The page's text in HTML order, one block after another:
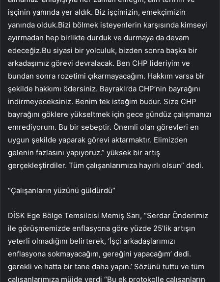
işçinin yanında yer aldık. Biz işçimizin, emekçimizin
yanında olduk.Bizi bölmek isteyenlerin karşısında kimseyi
ayırmadan hep birlikte durduk ve durmaya da devam
edeceğiz.Bu siyasi bir yolculuk, bizden sonra başka bir
arkadaşımız görevi devralacak. Ben CHP lideriyim ve
bundan sonra rozetimi çıkarmayacağım. Hakkım varsa bir
şekilde hakkımı ödersiniz. Bayraklı’da CHP’nin bayrağını
indirmeyeceksiniz. Benim tek isteğim budur. Size CHP
bayrağını göklere yükseltmek için gece gündüz çalışmanızı
emrediyorum. Bu bir sebeptir. Önemli olan görevleri en
uygun şekilde yaparak görevi aktarmaktır. Elimizden
gelenin fazlasını yapıyoruz.” yüksek bir artış
gerçekleştirdiler. Tüm çalışanlarımıza hayırlı olsun” dedi.
“Çalışanların yüzünü güldürdü”
DİSK Ege Bölge Temsilcisi Memiş Sarı, “Serdar Önderimiz
ile görüşmemizde enflasyona göre yüzde 25’lik artışın
yeterli olmadığını belirterek, ‘İşçi arkadaşlarımızı
enflasyona sokmayacağım, gereğini yapacağım’ dedi.
gerekli ve hatta bir tane daha yapın.’ Sözünü tuttu ve tüm
çalışanlarımıza müjde verdi “Bu ek protokolle çalışanların